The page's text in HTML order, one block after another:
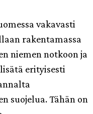
vakavasti
rakentamassa
niemen notkoon ja
erityisesti
suojelua. Tähän on